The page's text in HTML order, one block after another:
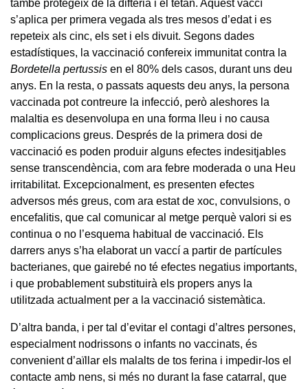
també protegeix de la diftèria i el tètan. Aquest vaccí
s’aplica per primera vegada als tres mesos d’edat i es
repeteix als cinc, els set i els divuit. Segons dades
estadístiques, la vaccinació confereix immunitat contra la
Bordetella pertussis en el 80% dels casos, durant uns deu
anys. En la resta, o passats aquests deu anys, la persona
vaccinada pot contreure la infecció, però aleshores la
malaltia es desenvolupa en una forma lleu i no causa
complicacions greus. Després de la primera dosi de
vaccinació es poden produir alguns efectes indesitjables
sense transcendència, com ara febre moderada o una Heu
irritabilitat. Excepcionalment, es presenten efectes
adversos més greus, com ara estat de xoc, convulsions, o
encefalitis, que cal comunicar al metge perquè valori si es
continua o no l’esquema habitual de vaccinació. Els
darrers anys s’ha elaborat un vaccí a partir de partícules
bacterianes, que gairebé no té efectes negatius importants,
i que probablement substituirà els propers anys la
utilitzada actualment per a la vaccinació sistemàtica.
D’altra banda, i per tal d’evitar el contagi d’altres persones,
especialment nodrissons o infants no vaccinats, és
convenient d’aïllar els malalts de tos ferina i impedir-los el
contacte amb nens, si més no durant la fase catarral, que